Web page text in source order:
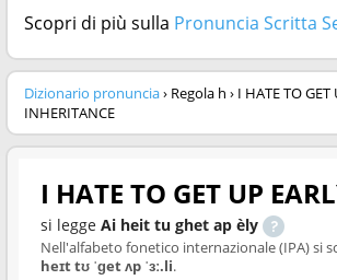
Scopri di più sulla Pronuncia Scritta
Dizionario pronuncia› Regola h › I HATE TO GET
INHERITANCE
I HATE TO GET UP
si legge Ai heit tu ghet ap èly
Nell'alfabeto fonetico internazionale (IPA) si
heɪt tʊ ˈɡet ʌp ˈɜː.li.